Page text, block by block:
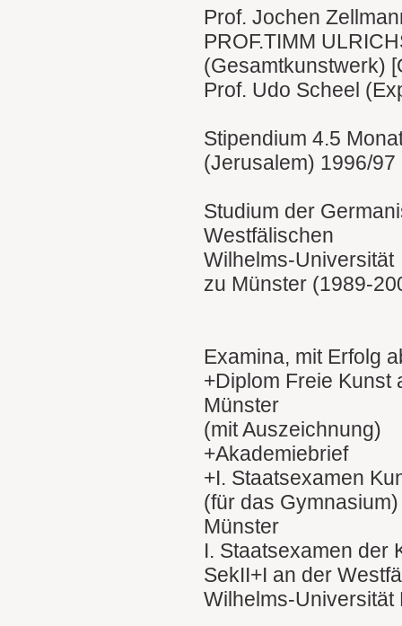
Prof. Jochen
PROF.TIMM
(Gesamtkunstwerk)
Prof. Udo Scheel
Stipendium 4.5
(Jerusalem) 1996/97
Studium der
Westfälischen
Wilhelms-Universität
zu Münster (1989-
Examina, mit Erfolg
+Diplom Freie Kunst
Münster
(mit Auszeichnung)
+Akademiebrief
+I. Staatsexamen
(für das
Münster
I. Staatsexamen der
SekII+I an der
Wilhelms-Universität